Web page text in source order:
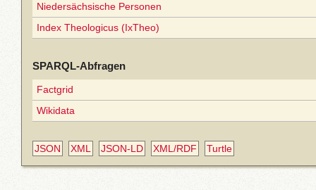
Niedersächsische Personen
Index Theologicus (IxTheo)
SPARQL-Abfragen
Factgrid
Wikidata
JSON XML JSON-LD XML/RDF Turtle